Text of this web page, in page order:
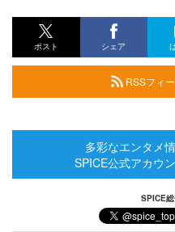
ポスト シェア
RSSフィ
多彩なエンタメ
SPICE公式アカウ
SPICE